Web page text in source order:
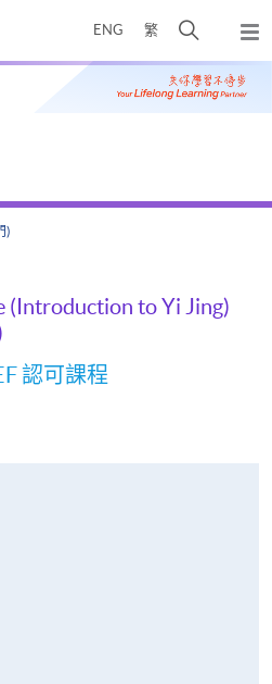
ENG 繁
开
搜
寻
弹
出
主
)
to Yi Jing)
認可課程